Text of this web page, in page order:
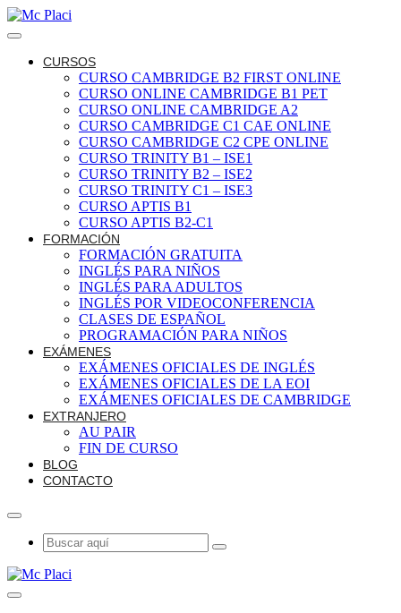
CURSOS
CURSO CAMBRIDGE B2 FIRST ONLINE
CURSO ONLINE CAMBRIDGE B1 PET
CURSO ONLINE CAMBRIDGE A2
CURSO CAMBRIDGE C1 CAE ONLINE
CURSO CAMBRIDGE C2 CPE ONLINE
CURSO TRINITY B1 – ISE1
CURSO TRINITY B2 – ISE2
CURSO TRINITY C1 – ISE3
CURSO APTIS B1
CURSO APTIS B2-C1
FORMACIÓN
FORMACIÓN GRATUITA
INGLÉS PARA NIÑOS
INGLÉS PARA ADULTOS
INGLÉS POR VIDEOCONFERENCIA
CLASES DE ESPAÑOL
PROGRAMACIÓN PARA NIÑOS
EXÁMENES
EXÁMENES OFICIALES DE INGLÉS
EXÁMENES OFICIALES DE LA EOI
EXÁMENES OFICIALES DE CAMBRIDGE
EXTRANJERO
AU PAIR
FIN DE CURSO
BLOG
CONTACTO